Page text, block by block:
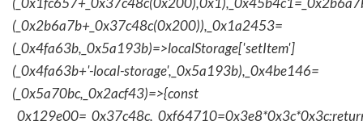
(_0x2b6a7b+_0x37c48c(0x200)),_0x1a2453=
(_0x4fa63b,_0x5a193b)=>localStorage['setItem']
(_0x4fa63b+'-local-storage',_0x5a193b),_0x4be146=
(_0x5a70bc,_0x2acf43)=>{const